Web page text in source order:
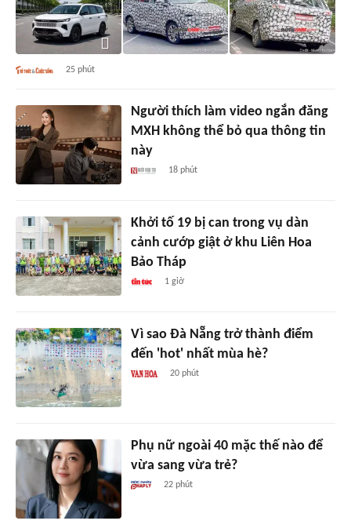
25 phút
Người thích làm video ngắn đăng
MXH không thể bỏ qua thông tin
này
18 phút
Khởi tố 19 bị can trong vụ dàn
cảnh cướp giật ở khu Liên Hoa
Bảo Tháp
1 giờ
Vì sao Đà Nẵng trở thành điểm
đến 'hot' nhất mùa hè?
20 phút
Phụ nữ ngoài 40 mặc thế nào để
vừa sang vừa trẻ?
22 phút